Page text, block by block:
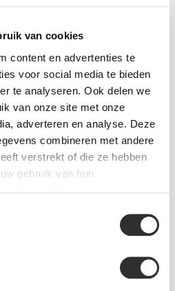
van cookies
content en advertenties te
voor social media te bieden
te analyseren. Ook delen we
van onze site met onze
adverteren en analyse. Deze
combineren met andere
verstrekt of die ze hebben
gebruik van hun